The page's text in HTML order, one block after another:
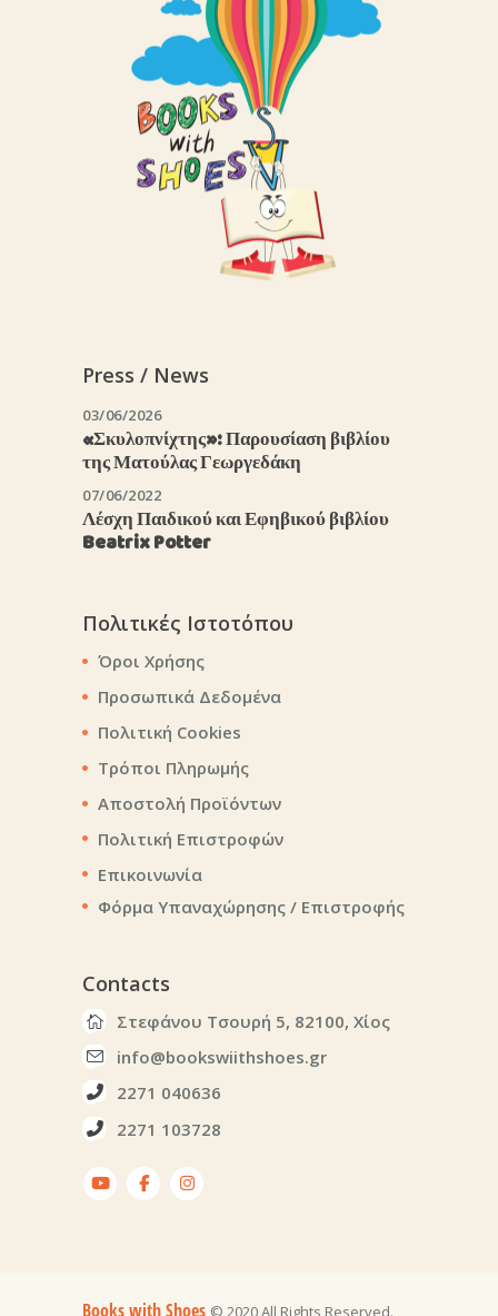
Press / News
03/06/2026
«Σκυλοπνίχτης»: Παρουσίαση βιβλίου
της Ματούλας Γεωργεδάκη
07/06/2022
Λέσχη Παιδικού και Εφηβικού βιβλίου
Beatrix Potter
Πολιτικές Ιστοτόπου
Όροι Χρήσης
Προσωπικά Δεδομένα
Πολιτική Cookies
Τρόποι Πληρωμής
Αποστολή Προϊόντων
Πολιτική Επιστροφών
Επικοινωνία
Φόρμα Υπαναχώρησης / Επιστροφής
Contacts
Στεφάνου Τσουρή 5, 82100, Χίος
info@bookswiithshoes.gr
2271 040636
2271 103728
Books with Shoes © 2020 All Rights Reserved.